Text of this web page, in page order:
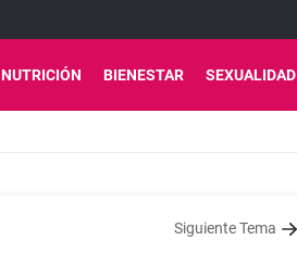
NUTRICIÓN BIENESTAR SEXUALIDAD
Siguiente Tema